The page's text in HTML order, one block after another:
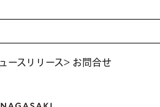
ースリリース> お問合せ